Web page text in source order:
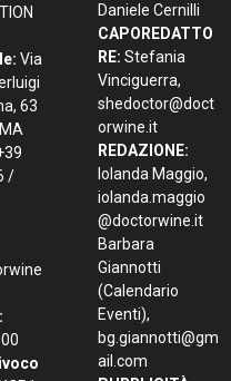
Via
63
/
Daniele Cernilli
CAPOREDATTO
RE: Stefania
Vinciguerra,
shedoctor@doct
orwine.it
REDAZIONE:
Iolanda Maggio,
iolanda.maggio
@doctorwine.it
Barbara
Giannotti
(Calendario
Eventi),
bg.giannotti@gm
ail.com